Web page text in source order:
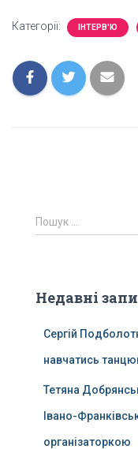
Категорії: ІНТЕРВ'Ю
П
о
:
Пошук …
Недавні
Сергій
навчатись
Тетяна
Івано-
організаторкою